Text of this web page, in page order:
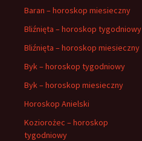
Baran – horoskop miesieczny
Bliźnięta – horoskop tygodniowy
Bliźnięta – horoskop miesieczny
Byk – horoskop tygodniowy
Byk – horoskop miesieczny
Horoskop Anielski
Koziorożec – horoskop
tygodniowy